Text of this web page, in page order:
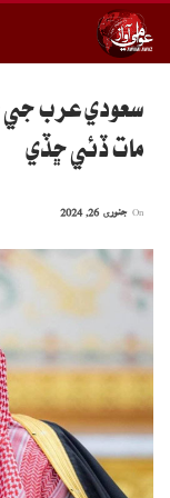
سعودي عرب
مات ڏئي ڇڏي